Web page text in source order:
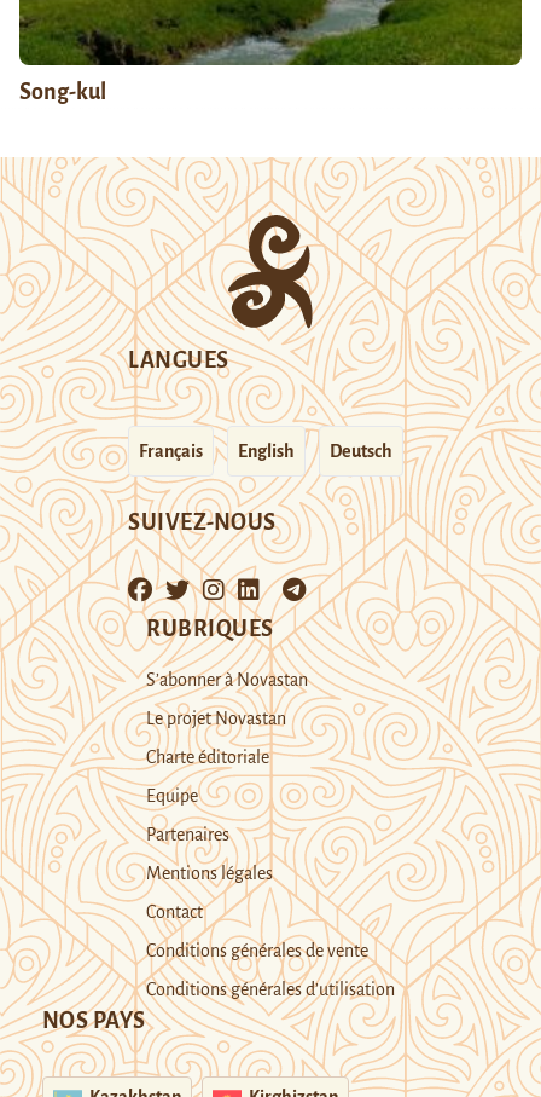
Song-kul
LANGUES
Français English Deutsch
SUIVEZ-NOUS
RUBRIQUES
S’abonner à Novastan
Le projet Novastan
Charte éditoriale
Equipe
Partenaires
Mentions légales
Contact
Conditions générales de vente
Conditions générales d’utilisation
NOS PAYS